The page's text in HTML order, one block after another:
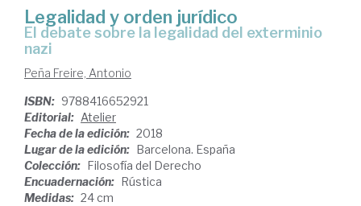
Legalidad y orden jurídico
el debate sobre la legalidad del exterminio
nazi
Peña Freire, Antonio
ISBN: 9788416652921
Editorial: Atelier
Fecha de la edición: 2018
Lugar de la edición: Barcelona. España
Colección: Filosofía del Derecho
Encuadernación: Rústica
Medidas: 24 cm